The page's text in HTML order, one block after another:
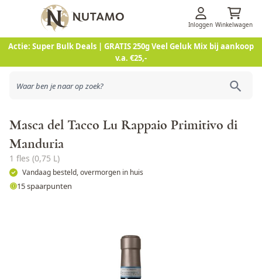
Actie: Super Bulk Deals | GRATIS 250g Veel Geluk Mix bij aankoop
v.a. €25,-
Ga naar de inhoud
Inloggen Winkelwagen
Masca del Tacco Lu Rappaio Primitivo di
Manduria
1 fles (0,75 L)
Vandaag besteld, overmorgen in huis
15 spaarpunten